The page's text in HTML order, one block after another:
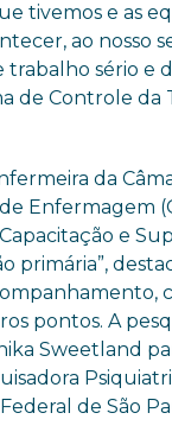
tivemos e as
ao nosso
sério e
de Controle
da
Enfermagem
e
primária”,
pontos. A
Sweetland
de São